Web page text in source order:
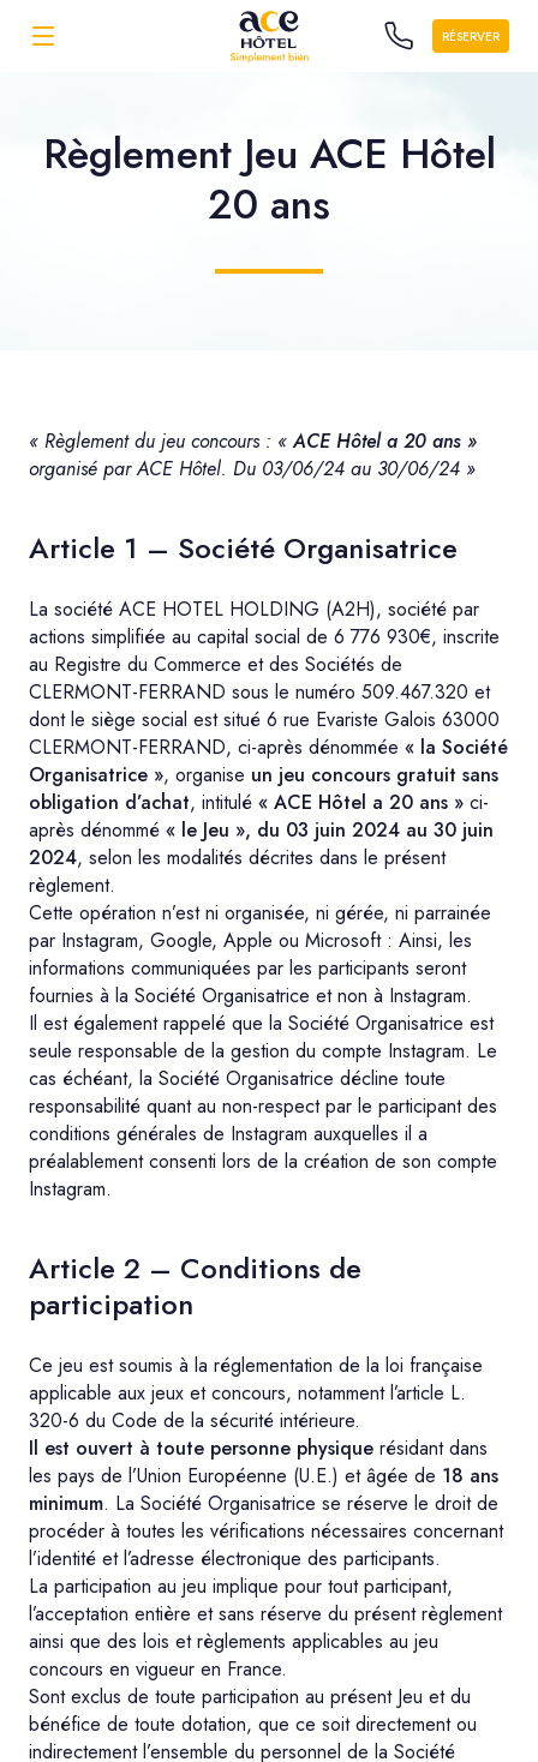
RÉSERVER
Règlement Jeu ACE Hôtel
20 ans
« Règlement du jeu concours : «ACE Hôtel a 20 ans »
organisé par ACE Hôtel. Du 03/06/24 au 30/06/24 »
Article 1 – Société Organisatrice
La société ACE HOTEL HOLDING (A2H), société par
actions simplifiée au capital social de 6 776 930€, inscrite
au Registre du Commerce et des Sociétés de
CLERMONT-FERRAND sous le numéro 509.467.320 et
dont le siège social est situé 6 rue Evariste Galois 63000
CLERMONT-FERRAND, ci-après dénommée « la Société
Organisatrice », organise un jeu concours gratuit sans
obligation d’achat, intitulé « ACE Hôtel a 20 ans » ci-
après dénommé « le Jeu », du 03 juin 2024 au 30 juin
2024, selon les modalités décrites dans le présent
règlement.
Cette opération n’est ni organisée, ni gérée, ni parrainée
par Instagram, Google, Apple ou Microsoft : Ainsi, les
informations communiquées par les participants seront
fournies à la Société Organisatrice et non à Instagram.
Il est également rappelé que la Société Organisatrice est
seule responsable de la gestion du compte Instagram. Le
cas échéant, la Société Organisatrice décline toute
responsabilité quant au non-respect par le participant des
conditions générales de Instagram auxquelles il a
préalablement consenti lors de la création de son compte
Instagram.
Article 2 – Conditions de
participation
Ce jeu est soumis à la réglementation de la loi française
applicable aux jeux et concours, notamment l’article L.
320-6 du Code de la sécurité intérieure.
Il est ouvert à toute personne physique résidant dans
les pays de l’Union Européenne (U.E.) et âgée de 18 ans
minimum. La Société Organisatrice se réserve le droit de
procéder à toutes les vérifications nécessaires concernant
l’identité et l’adresse électronique des participants.
La participation au jeu implique pour tout participant,
l’acceptation entière et sans réserve du présent règlement
ainsi que des lois et règlements applicables au jeu
concours en vigueur en France.
Sont exclus de toute participation au présent Jeu et du
bénéfice de toute dotation, que ce soit directement ou
indirectement l’ensemble du personnel de la Société